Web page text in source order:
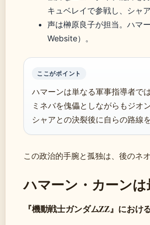
キュベレイで参戦し、シャ
声は榊原良子が担当。ハマ
Website）。
ここがポイント
ハマーンは単なる軍事指導者では
ミネバを傀儡としながらもジオ
シャアとの決裂後に自らの路線
この政治的手腕と孤独は、後のネ
ハマーン・カーン
『機動戦士ガンダムZZ』におけ